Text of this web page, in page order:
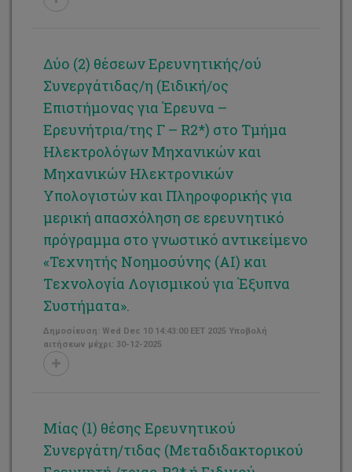
Δύο (2) θέσεων Ερευνητικής/ού
Συνεργάτιδας/η (Ειδική/ος
Επιστήμονας για Έρευνα –
Ερευνήτρια/της Γ – R2*) στο Τμήμα
Ηλεκτρολόγων Μηχανικών και
Μηχανικών Ηλεκτρονικών
Υπολογιστών και Πληροφορικής για
μερική απασχόληση σε ερευνητικό
πρόγραμμα στο γνωστικό αντικείμενο
«Τεχνητής Νοημοσύνης (ΑΙ) και
Tεχνολογία Λογισμικού για Έξυπνα
Συστήματα».
Δημοσίευση: Wed Dec 10 14:43:00 EET 2025 Υποβολή
αιτήσεων μέχρι: 30-12-2025
Μίας (1) θέσης Ερευνητικού
Συνεργάτη/τιδας (Μεταδιδακτορικού